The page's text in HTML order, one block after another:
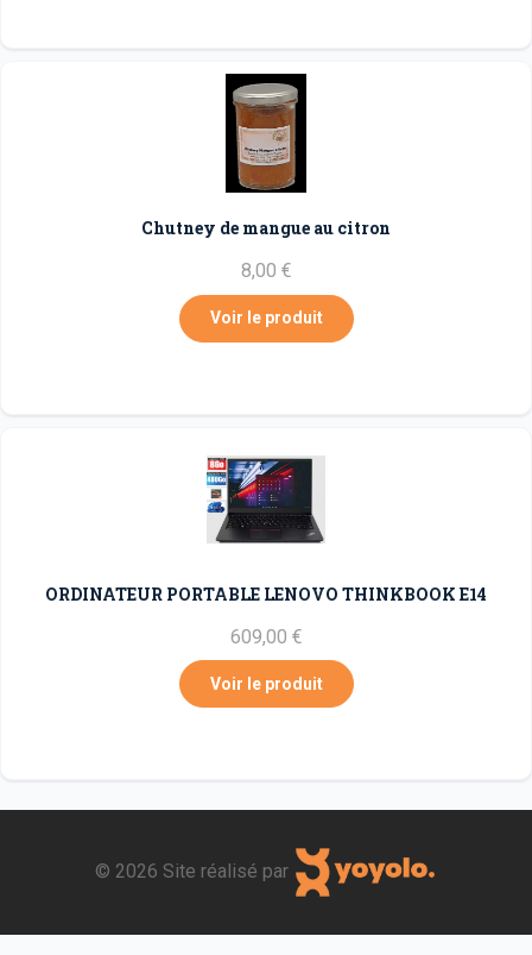
Chutney de mangue au citron
8,00 €
Voir le produit
ORDINATEUR PORTABLE LENOVO THINKBOOK E14
609,00 €
Voir le produit
© 2026 Site réalisé par